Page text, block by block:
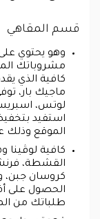
قسم المقاهي
وهو يحتوي
مشروباتك
كافية الذي
ماجيك بار،
لوتس،
الموقع وذلك
كافية
القشطة،
كروسان
الحصول على
طلباتك من